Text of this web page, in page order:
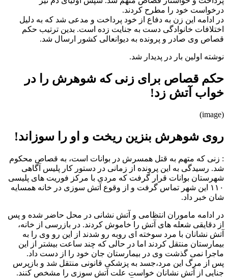
درخواست خود را مطرح کردند.
در ادامه این زن به دفاع از خود پرداخت و مدعی شد که به دلیل
اختلافات خانوادگی دست به جنایت زده است. بدین ترتیب حکم
قصاص وی صادر و پرونده به دیوانعالی کشور ارسال شد.
نوشته اولین بار در پدیدار شد.
حکم قصاص برای زنی که شوهرش را در
خواب آتش زد!
(image)
روی شوهرش بنزین ریخت و او را سوزاند!
: زنی که متهم به قتل همسرش در بوانات است، به قصاص محکوم
شد. رسیدگی به این پرونده از زمانی در دستور کار پلیس آگاهی
شهرستان بوانات قرار گرفت که مردی با مرکز فوریت های پلیسی
۱۱۰ این شهر تماس گرفت و از وقوع آتش سوزی در خانه همسایه
شان خبر داد.
در ادامه ماموران انتظامی و آتش نشانی در محل حاضر شده و پس
از دقایقی شعله های آتش را خاموش کردند. در بازرسی از خانه،
آتش نشانان با مرد سوخته ای روبه رو شدند از این رو وی را به
بیمارستان منتقل کردند اما در حالی که چند ساعت بیشتر از این
ماجرا نمی گذشت وی در بیمارستان جان خود را از دست داد.
پس از مرگ این مرد،جسد به پزشکی قانونی منتقل شد و بازپرس
جنایی از آتش نشانان خواست علت آتش سوزی را مشخص کنند.